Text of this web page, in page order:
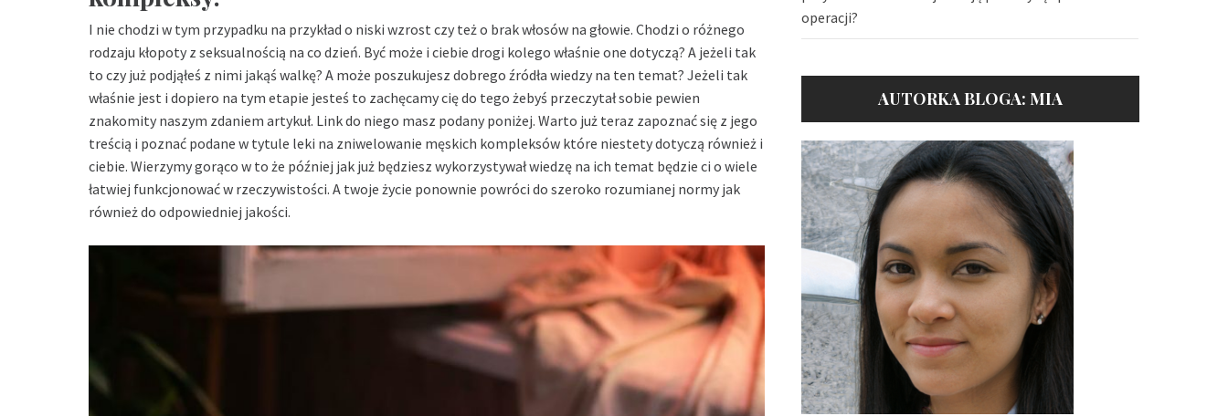
I nie chodzi w tym przypadku na przykład o niski wzrost czy też o brak włosów na głowie. Chodzi o różnego
rodzaju kłopoty z seksualnością na co dzień. Być może i ciebie drogi kolego właśnie one dotyczą? A jeżeli tak
to czy już podjąłeś z nimi jakąś walkę? A może poszukujesz dobrego źródła wiedzy na ten temat? Jeżeli tak
właśnie jest i dopiero na tym etapie jesteś to zachęcamy cię do tego żebyś przeczytał sobie pewien
znakomity naszym zdaniem artykuł. Link do niego masz podany poniżej. Warto już teraz zapoznać się z jego
treścią i poznać podane w tytule leki na zniwelowanie męskich kompleksów które niestety dotyczą również i
ciebie. Wierzymy gorąco w to że później jak już będziesz wykorzystywał wiedzę na ich temat będzie ci o wiele
łatwiej funkcjonować w rzeczywistości. A twoje życie ponownie powróci do szeroko rozumianej normy jak
również do odpowiedniej jakości.
operacji?
AUTORKA BLOGA: MIA